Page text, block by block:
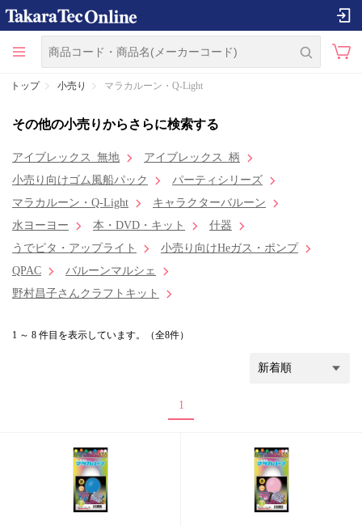
トップ 小売り マラカルーン・Q-Light
その他の小売りからさらに検索する
アイブレックス_無地
アイブレックス_柄
小売り向けゴム風船パック
パーティシリーズ
マラカルーン・Q-Light
キャラクターバルーン
水ヨーヨー
本・DVD・キット
什器
うでピタ・アップライト
小売り向けHeガス・ポンプ
QPAC
バルーンマルシェ
野村昌子さんクラフトキット
1 ～ 8 件目を表示しています。（全8件）
1